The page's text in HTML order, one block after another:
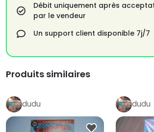
Débit uniquement après
par le vendeur
Un support client disponible 7j/7
Produits similaires
dudu dudu